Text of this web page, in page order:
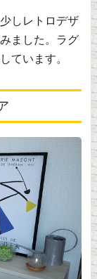
しレトロデザ
ました。ラグ
ています。